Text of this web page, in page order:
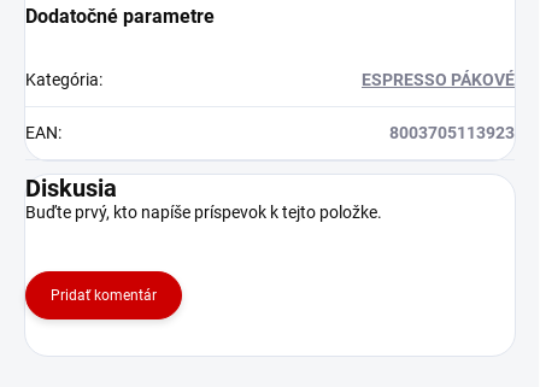
Dodatočné parametre
Kategória: ESPRESSO PÁKOVÉ
EAN: 8003705113923
Diskusia
Buďte prvý, kto napíše príspevok k tejto položke.
Pridať komentár